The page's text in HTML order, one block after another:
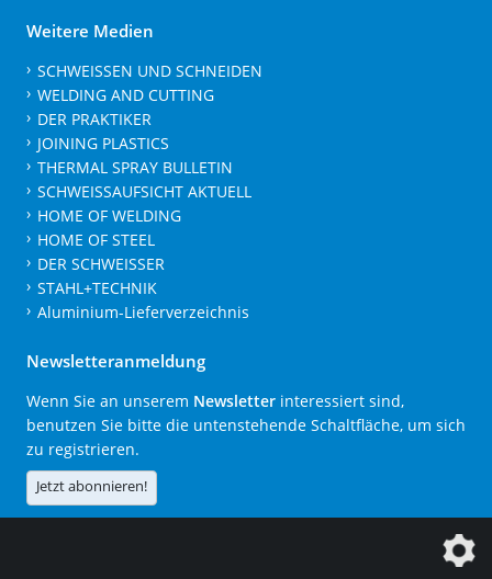
Weitere Medien
SCHWEISSEN UND SCHNEIDEN
WELDING AND CUTTING
DER PRAKTIKER
JOINING PLASTICS
THERMAL SPRAY BULLETIN
SCHWEISSAUFSICHT AKTUELL
HOME OF WELDING
HOME OF STEEL
DER SCHWEISSER
STAHL+TECHNIK
Aluminium-Lieferverzeichnis
Newsletteranmeldung
Wenn Sie an unserem Newsletter interessiert sind,
benutzen Sie bitte die untenstehende Schaltfläche, um sich
zu registrieren.
Jetzt abonnieren!